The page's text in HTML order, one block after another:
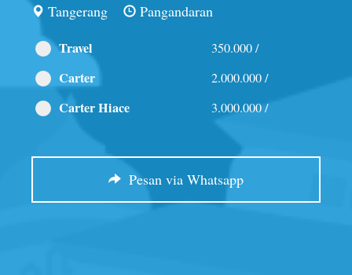
Tangerang
Pangandaran
Travel
350.000 /
Carter 2.000.000 /
Carter Hiace 3.000.000 /
Pesan via Whatsapp